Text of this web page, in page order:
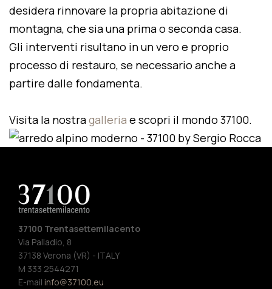
desidera rinnovare la propria abitazione di
montagna, che sia una prima o seconda casa.
Gli interventi risultano in un vero e proprio
processo di restauro, se necessario anche a
partire dalle fondamenta.
Visita la nostragalleria e scopri il mondo 37100.
37100 Trentasettemilacento
Via Palladio, 8
37138 Verona (VR) - ITALY
M 333 2544271
E-mail info@37100.eu